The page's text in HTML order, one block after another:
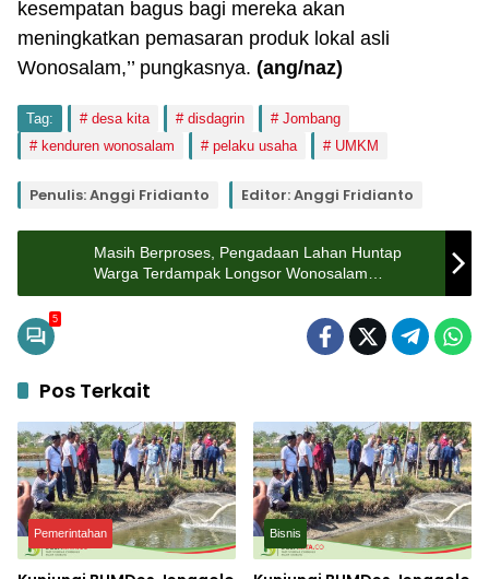
kesempatan bagus bagi mereka akan
meningkatkan pemasaran produk lokal asli
Wonosalam,’’ pungkasnya. (ang/naz)
Tag: desa kita disdagrin
Jombang
kenduren wonosalam
pelaku usaha UMKM
Penulis: Anggi Fridianto Editor: Anggi Fridianto
Masih Berproses, Pengadaan Lahan Huntap
Warga Terdampak Longsor Wonosalam
Jombang Butuh Rekom BPN
5
Pos Terkait
Pemerintahan Bisnis